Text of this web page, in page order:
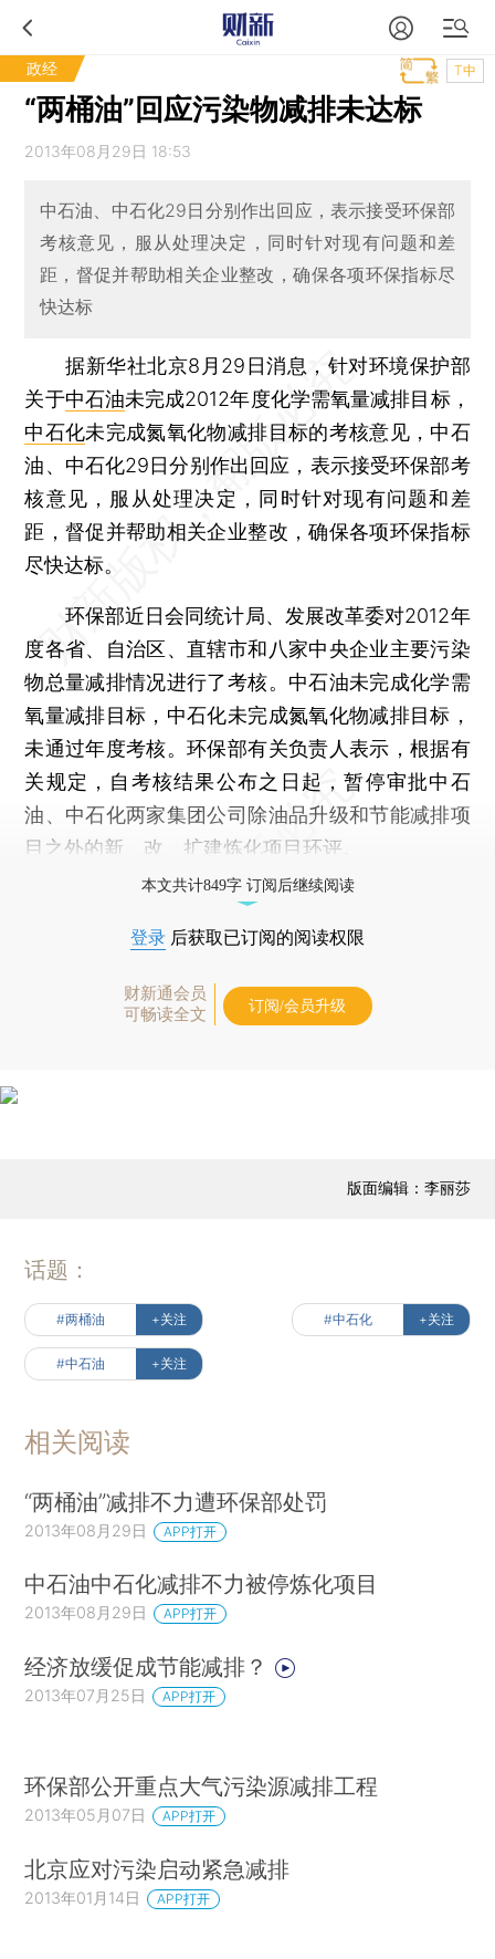
政经 T中
“两桶油”回应污染物减排未达标
2013年08月29日 18:53
中石油、中石化29日分别作出回应，表示接受环保部
考核意见，服从处理决定，同时针对现有问题和差
距，督促并帮助相关企业整改，确保各项环保指标尽
快达标
据新华社北京8月29日消息，针对环境保护部
关于中石油未完成2012年度化学需氧量减排目标，
中石化未完成氮氧化物减排目标的考核意见，中石
油、中石化29日分别作出回应，表示接受环保部考
核意见，服从处理决定，同时针对现有问题和差
距，督促并帮助相关企业整改，确保各项环保指标
尽快达标。
环保部近日会同统计局、发展改革委对2012年
度各省、自治区、直辖市和八家中央企业主要污染
物总量减排情况进行了考核。中石油未完成化学需
氧量减排目标，中石化未完成氮氧化物减排目标，
未通过年度考核。环保部有关负责人表示，根据有
关规定，自考核结果公布之日起，暂停审批中石
油、中石化两家集团公司除油品升级和节能减排项
目之外的新、改、扩建炼化项目环评。
本文共计849字 订阅后继续阅读
登录 后获取已订阅的阅读权限
财新通会员
可畅读全文
订阅/会员升级
版面编辑：李丽莎
话题：
#两桶油 +关注 #中石化 +关注
#中石油 +关注
相关阅读
“两桶油”减排不力遭环保部处罚
2013年08月29日 APP打开
中石油中石化减排不力被停炼化项目
2013年08月29日 APP打开
经济放缓促成节能减排？
2013年07月25日 APP打开
环保部公开重点大气污染源减排工程
2013年05月07日 APP打开
北京应对污染启动紧急减排
2013年01月14日 APP打开